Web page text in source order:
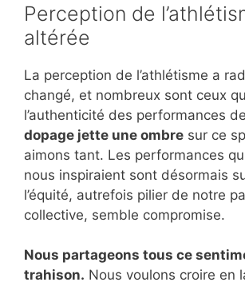
Perception de
altérée
La perception de l’athlétisme a
changé, et nombreux sont ceux
l’authenticité des performances
dopage jette une ombre sur ce
aimons tant. Les performances
nous inspiraient sont désormais
l’équité, autrefois pilier de notre
collective, semble compromise.
Nous partageons tous ce
trahison. Nous voulons croire en